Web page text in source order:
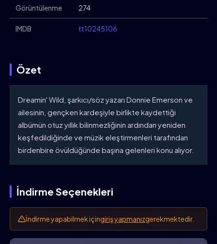
Görüntülenme 274
IMDB tt10245106
Özet
Dreamin' Wild, şarkıcı/söz yazarı Donnie Emerson ve
ailesinin, gençken kardeşiyle birlikte kaydettiği
albümün otuz yıllık bilinmezliğinin ardından yeniden
keşfedildiğinde ve müzik eleştirmenleri tarafından
birdenbire övüldüğünde başına gelenleri konu alıyor.
İndirme Seçenekleri
İndirme yapabilmek içingiriş yapmanızgerekmektedir.